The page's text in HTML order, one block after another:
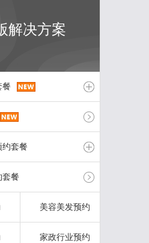
解决方案
餐
商城版
建站系统
无限容量
网站空间
立即购买
约套餐
商城版
建站系统
无限容量
网站空间
套餐
美容美发预约
家政行业预约